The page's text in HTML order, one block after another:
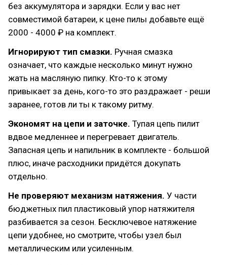
без аккумулятора и зарядки. Если у вас нет
совместимой батареи, к цене пилы добавьте ещё
2000 - 4000 ₽ на комплект.
Игнорируют тип смазки. Ручная смазка
означает, что каждые несколько минут нужно
жать на масляную пипку. Кто-то к этому
привыкает за день, кого-то это раздражает - реши
заранее, готов ли ты к такому ритму.
Экономят на цепи и заточке. Тупая цепь пилит
вдвое медленнее и перегревает двигатель.
Запасная цепь и напильник в комплекте - большой
плюс, иначе расходники придётся докупать
отдельно.
Не проверяют механизм натяжения. У части
бюджетных пил пластиковый упор натяжителя
разбивается за сезон. Бесключевое натяжение
цепи удобнее, но смотрите, чтобы узел был
металлическим или усиленным.